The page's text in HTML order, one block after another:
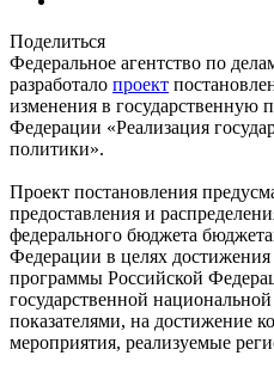
Поделиться
Федеральное агентство по
разработало проект
изменения в государственную
Федерации ‎«Реализация
политики».
Проект постановления
предоставления и
федерального бюджета
Федерации в целях достижения
программы Российской
государственной
показателями, на достижение
мероприятия, реализуемые